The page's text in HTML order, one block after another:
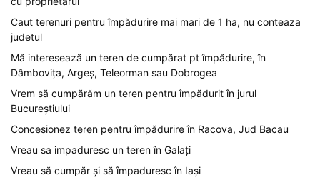
Caut terenuri pentru împădurire mai mari de 1 ha, nu conteaza
judetul
Mă interesează un teren de cumpărat pt împădurire, în
Dâmbovița, Argeș, Teleorman sau Dobrogea
Vrem să cumpărăm un teren pentru împădurit în jurul
Bucureștiului
Concesionez teren pentru împădurire în Racova, Jud Bacau
Vreau sa impaduresc un teren în Galați
Vreau să cumpăr și să împaduresc în Iași